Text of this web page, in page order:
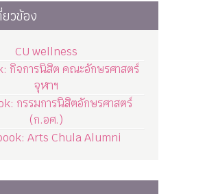
วข้อง
CU wellness
กิจการนิสิต คณะอักษรศาสตร์
จุฬาฯ
กรรมการนิสิตอักษรศาสตร์
(ก.อศ.)
Arts Chula Alumni